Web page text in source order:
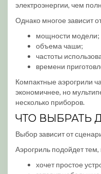
электроэнергии, чем
Однако многое зависит
мощности модели;
объема чаши;
частоты
времени
Компактные аэрогрили
экономичнее, но
несколько приборов.
ЧТО ВЫБРАТЬ
Выбор зависит от
Аэрогриль подойдет тем,
хочет простое